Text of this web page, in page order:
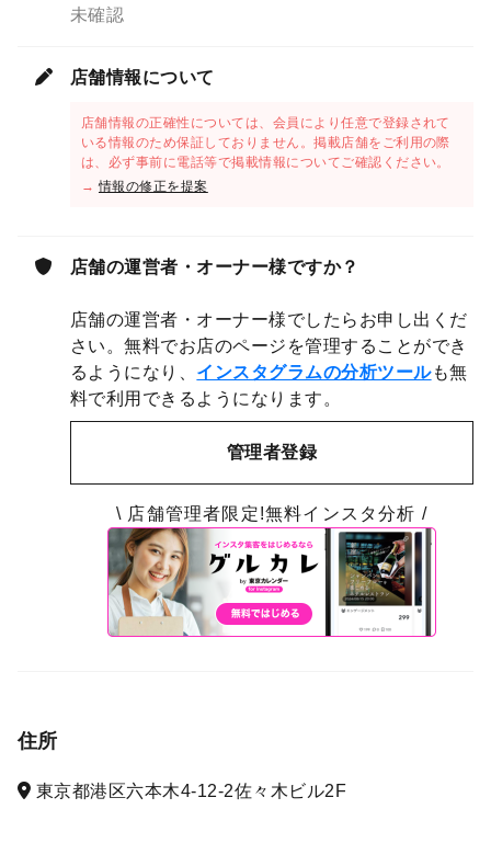
未確認
店舗情報について
店舗情報の正確性については、会員により任意で登録されて
いる情報のため保証しておりません。掲載店舗をご利用の際
は、必ず事前に電話等で掲載情報についてご確認ください。
→情報の修正を提案
店舗の運営者・オーナー様ですか？
店舗の運営者・オーナー様でしたらお申し出くだ
さい。無料でお店のページを管理することができ
るようになり、 インスタグラムの分析ツールも無
料で利用できるようになります。
管理者登録
\ 店舗管理者限定!無料インスタ分析 /
住所
東京都港区六本木4-12-2佐々木ビル2F